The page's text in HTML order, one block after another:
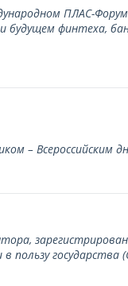
ПЛАС-
финтеха,
– Всероссийским
государства